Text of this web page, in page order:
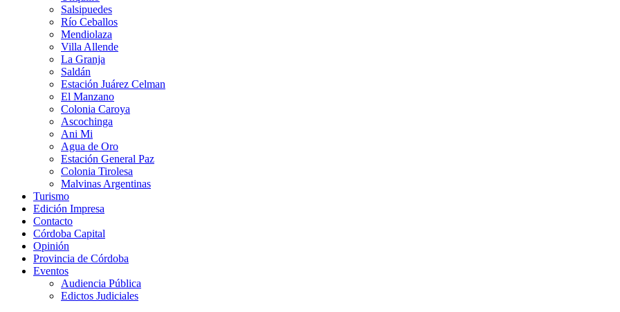
Salsipuedes
Río Ceballos
Mendiolaza
Villa Allende
La Granja
Saldán
Estación Juárez Celman
El Manzano
Colonia Caroya
Ascochinga
Ani Mi
Agua de Oro
Estación General Paz
Colonia Tirolesa
Malvinas Argentinas
Turismo
Edición Impresa
Contacto
Córdoba Capital
Opinión
Provincia de Córdoba
Eventos
Audiencia Pública
Edictos Judiciales